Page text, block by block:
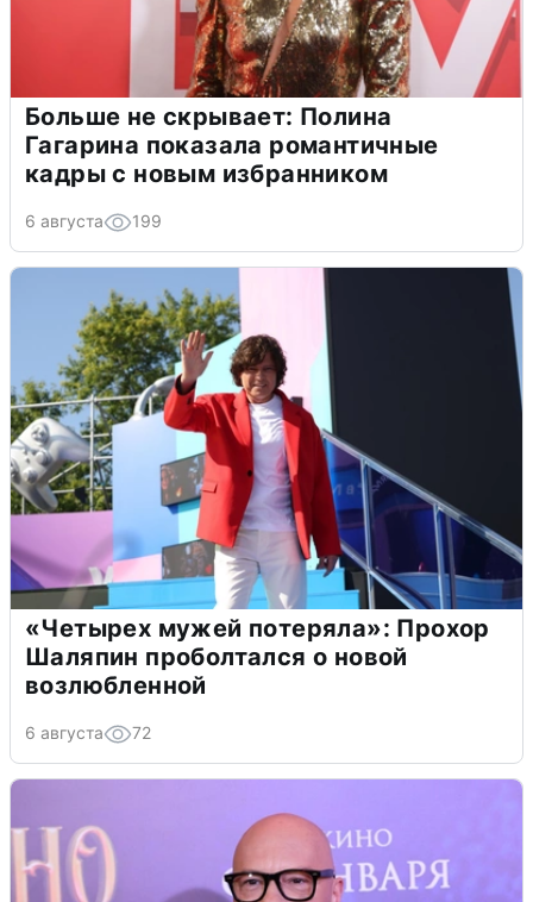
Больше не скрывает: Полина
Гагарина показала романтичные
кадры с новым избранником
6 августа 199
«Четырех мужей потеряла»: Прохор
Шаляпин проболтался о новой
возлюбленной
6 августа 72